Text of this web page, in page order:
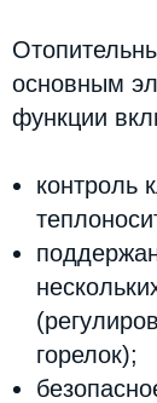
основным
функции
контроль
горелок);